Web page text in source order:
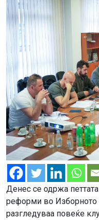
Денес се одржа
реформи во Изборното
разгледуваа повеќе